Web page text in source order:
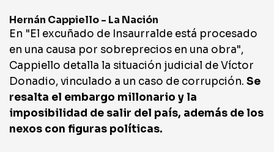
Hernán Cappiello - La Nación
En "El excuñado de Insaurralde está procesado
en una causa por sobreprecios en una obra",
Cappiello detalla la situación judicial de Víctor
Donadio, vinculado a un caso de corrupción. Se
resalta el embargo millonario y la
imposibilidad de salir del país, además de los
nexos con figuras políticas.